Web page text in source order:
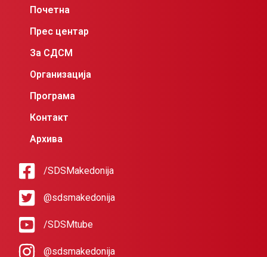
Почетна
Прес центар
За СДСМ
Организација
Програма
Контакт
Архива
/SDSMakedonija
@sdsmakedonija
/SDSMtube
@sdsmakedonija